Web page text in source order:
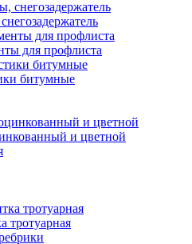
для профлиста
битумные
и цветной
тротуарная